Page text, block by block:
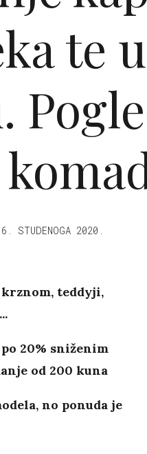
te u
STUDENOGA 2020.
teddyji,
20% sniženim
od 200 kuna
no ponuda je